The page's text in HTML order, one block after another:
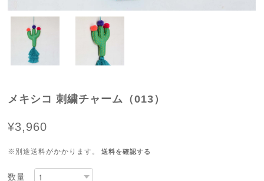
メキシコ 刺繍チャーム（013）
¥3,960
※別途送料がかかります。 送料を確認する
数量